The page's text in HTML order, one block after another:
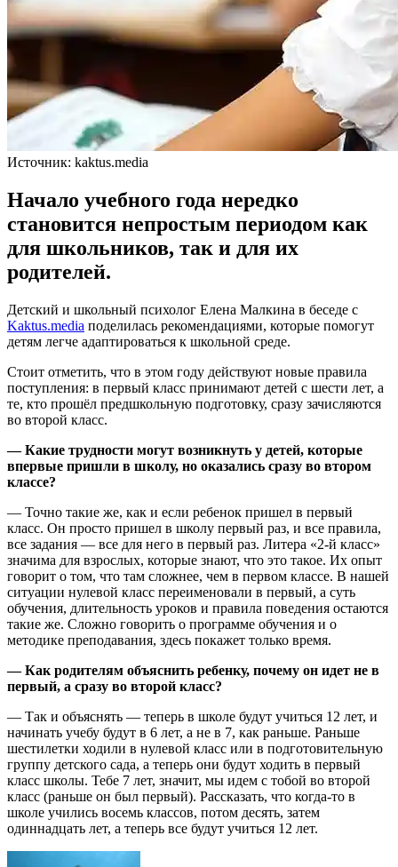
Источник: kaktus.media
Начало учебного года нередко
становится непростым периодом как
для школьников, так и для их
родителей.
Детский и школьный психолог Елена Малкина в беседе с
Kaktus.media поделилась рекомендациями, которые помогут
детям легче адаптироваться к школьной среде.
Стоит отметить, что в этом году действуют новые правила
поступления: в первый класс принимают детей с шести лет, а
те, кто прошёл предшкольную подготовку, сразу зачисляются
во второй класс.
— Какие трудности могут возникнуть у детей, которые
впервые пришли в школу, но оказались сразу во втором
классе?
— Точно такие же, как и если ребенок пришел в первый
класс. Он просто пришел в школу первый раз, и все правила,
все задания — все для него в первый раз. Литера «2-й класс»
значима для взрослых, которые знают, что это такое. Их опыт
говорит о том, что там сложнее, чем в первом классе. В нашей
ситуации нулевой класс переименовали в первый, а суть
обучения, длительность уроков и правила поведения остаются
такие же. Сложно говорить о программе обучения и о
методике преподавания, здесь покажет только время.
— Как родителям объяснить ребенку, почему он идет не в
первый, а сразу во второй класс?
— Так и объяснять — теперь в школе будут учиться 12 лет, и
начинать учебу будут в 6 лет, а не в 7, как раньше. Раньше
шестилетки ходили в нулевой класс или в подготовительную
группу детского сада, а теперь они будут ходить в первый
класс школы. Тебе 7 лет, значит, мы идем с тобой во второй
класс (раньше он был первый). Рассказать, что когда-то в
школе учились восемь классов, потом десять, затем
одиннадцать лет, а теперь все будут учиться 12 лет.